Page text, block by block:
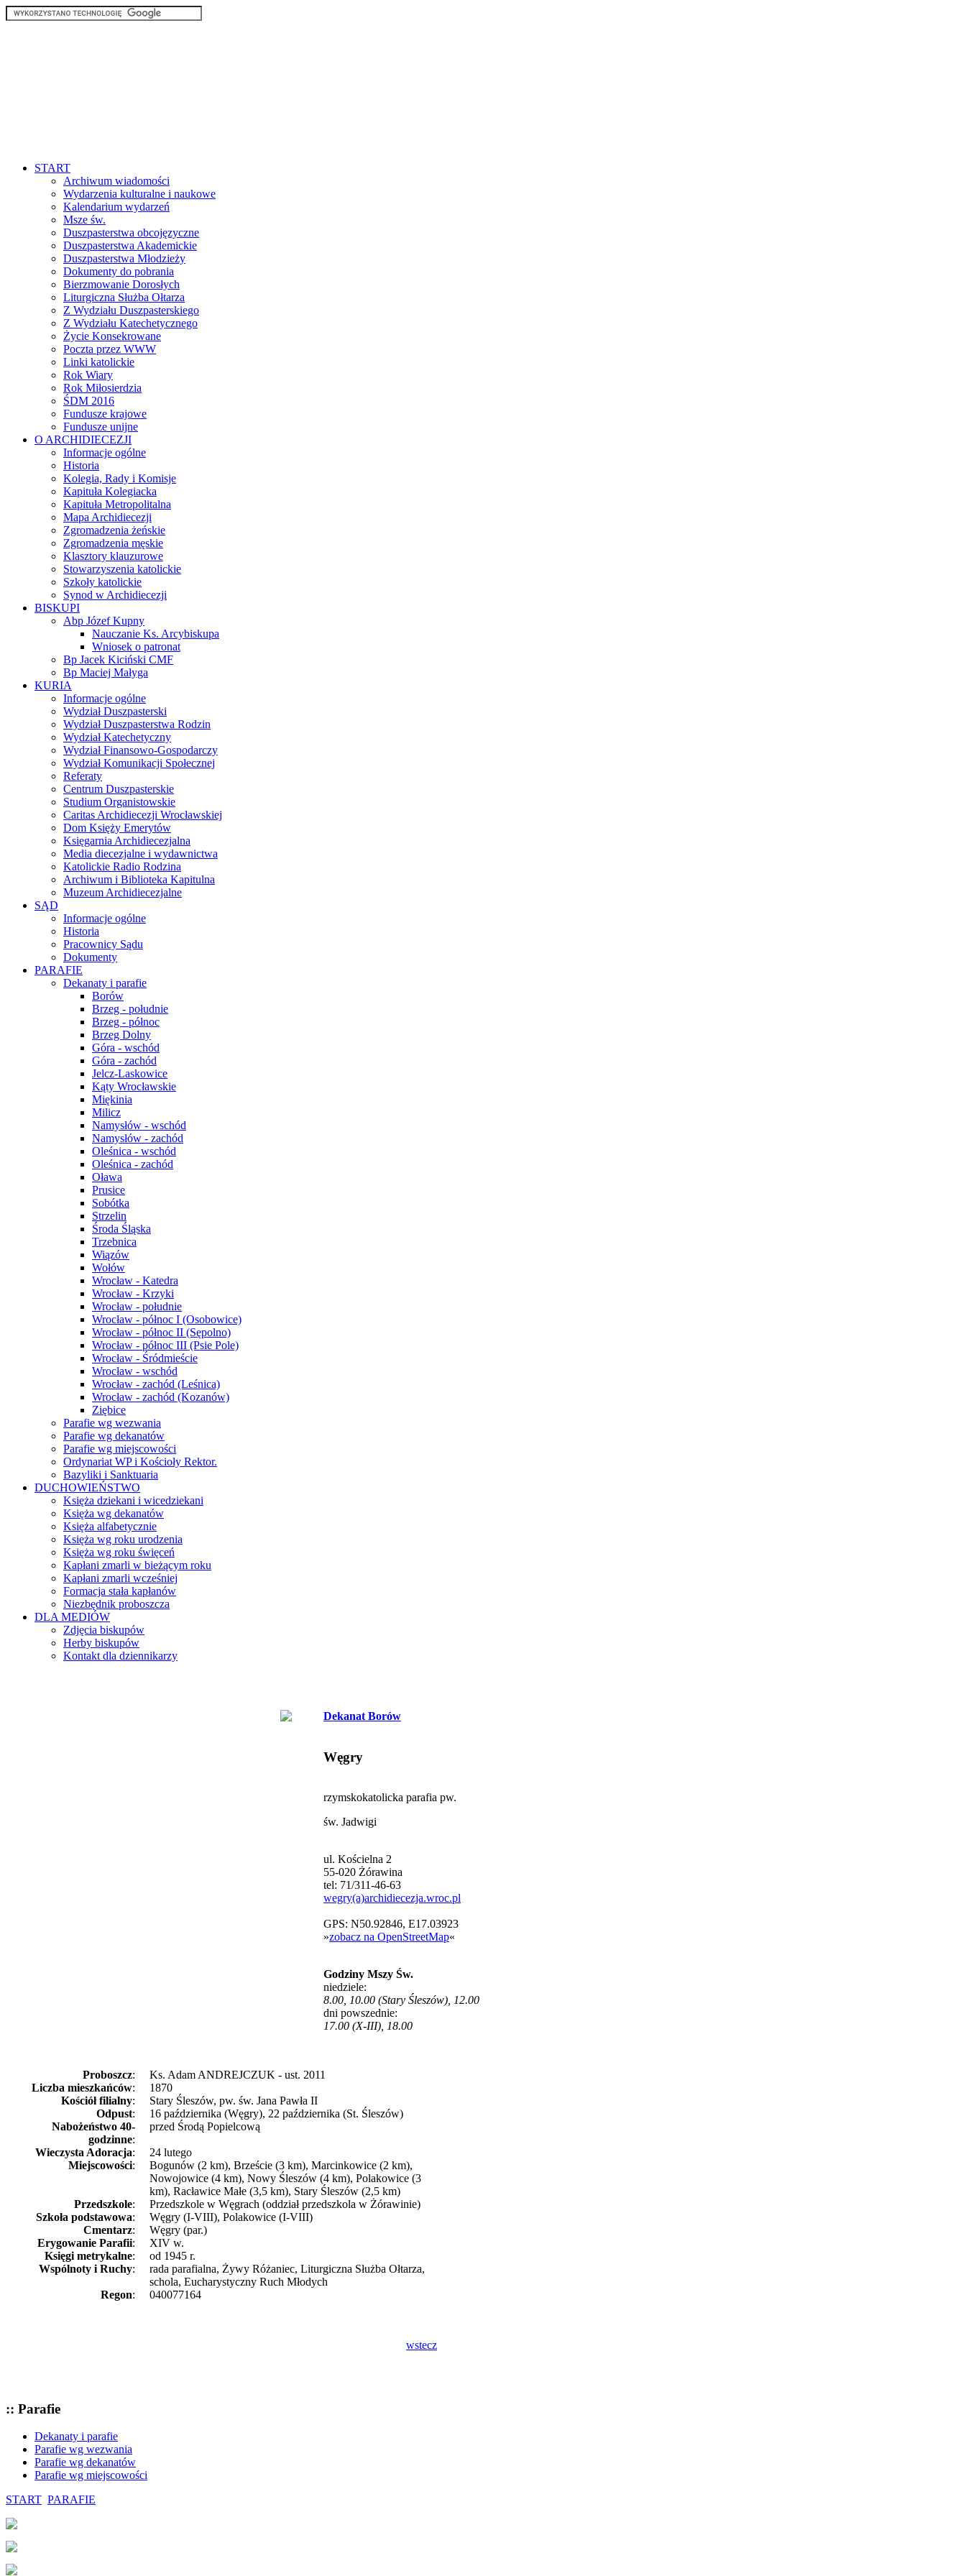
START
Archiwum wiadomości
Wydarzenia kulturalne i naukowe
Kalendarium wydarzeń
Msze św.
Duszpasterstwa obcojęzyczne
Duszpasterstwa Akademickie
Duszpasterstwa Młodzieży
Dokumenty do pobrania
Bierzmowanie Dorosłych
Liturgiczna Służba Ołtarza
Z Wydziału Duszpasterskiego
Z Wydziału Katechetycznego
Życie Konsekrowane
Poczta przez WWW
Linki katolickie
Rok Wiary
Rok Miłosierdzia
ŚDM 2016
Fundusze krajowe
Fundusze unijne
O ARCHIDIECEZJI
Informacje ogólne
Historia
Kolegia, Rady i Komisje
Kapituła Kolegiacka
Kapituła Metropolitalna
Mapa Archidiecezji
Zgromadzenia żeńskie
Zgromadzenia męskie
Klasztory klauzurowe
Stowarzyszenia katolickie
Szkoły katolickie
Synod w Archidiecezji
BISKUPI
Abp Józef Kupny
Nauczanie Ks. Arcybiskupa
Wniosek o patronat
Bp Jacek Kiciński CMF
Bp Maciej Małyga
KURIA
Informacje ogólne
Wydział Duszpasterski
Wydział Duszpasterstwa Rodzin
Wydział Katechetyczny
Wydział Finansowo-Gospodarczy
Wydział Komunikacji Społecznej
Referaty
Centrum Duszpasterskie
Studium Organistowskie
Caritas Archidiecezji Wrocławskiej
Dom Księży Emerytów
Księgarnia Archidiecezjalna
Media diecezjalne i wydawnictwa
Katolickie Radio Rodzina
Archiwum i Biblioteka Kapitulna
Muzeum Archidiecezjalne
SĄD
Informacje ogólne
Historia
Pracownicy Sądu
Dokumenty
PARAFIE
Dekanaty i parafie
Borów
Brzeg - południe
Brzeg - północ
Brzeg Dolny
Góra - wschód
Góra - zachód
Jelcz-Laskowice
Kąty Wrocławskie
Miękinia
Milicz
Namysłów - wschód
Namysłów - zachód
Oleśnica - wschód
Oleśnica - zachód
Oława
Prusice
Sobótka
Strzelin
Środa Śląska
Trzebnica
Wiązów
Wołów
Wrocław - Katedra
Wrocław - Krzyki
Wrocław - południe
Wrocław - północ I (Osobowice)
Wrocław - północ II (Sępolno)
Wrocław - północ III (Psie Pole)
Wrocław - Śródmieście
Wrocław - wschód
Wrocław - zachód (Leśnica)
Wrocław - zachód (Kozanów)
Ziębice
Parafie wg wezwania
Parafie wg dekanatów
Parafie wg miejscowości
Ordynariat WP i Kościoły Rektor.
Bazyliki i Sanktuaria
DUCHOWIEŃSTWO
Księża dziekani i wicedziekani
Księża wg dekanatów
Księża alfabetycznie
Księża wg roku urodzenia
Księża wg roku święceń
Kapłani zmarli w bieżącym roku
Kapłani zmarli wcześniej
Formacja stała kapłanów
Niezbędnik proboszcza
DLA MEDIÓW
Zdjęcia biskupów
Herby biskupów
Kontakt dla dziennikarzy
Dekanat Borów
Węgry
rzymskokatolicka parafia pw.
św. Jadwigi
ul. Kościelna 2
55-020 Żórawina
tel: 71/311-46-63
wegry(a)archidiecezja.wroc.pl
GPS: N50.92846, E17.03923
»zobacz na OpenStreetMap«
Godziny Mszy Św.
niedziele:
8.00, 10.00 (Stary Śleszów), 12.00
dni powszednie:
17.00 (X-III), 18.00
Proboszcz:
Ks. Adam ANDREJCZUK - ust. 2011
Liczba mieszkańców:
1870
Kościół filialny:
Stary Śleszów, pw. św. Jana Pawła II
Odpust:
16 października (Węgry), 22 października (St. Śleszów)
Nabożeństwo 40-
godzinne:
przed Środą Popielcową
Wieczysta Adoracja:
24 lutego
Miejscowości:
Bogunów (2 km), Brzeście (3 km), Marcinkowice (2 km),
Nowojowice (4 km), Nowy Śleszów (4 km), Polakowice (3
km), Racławice Małe (3,5 km), Stary Śleszów (2,5 km)
Przedszkole:
Przedszkole w Węgrach (oddział przedszkola w Żórawinie)
Szkoła podstawowa:
Węgry (I-VIII), Polakowice (I-VIII)
Cmentarz:
Węgry (par.)
Erygowanie Parafii:
XIV w.
Księgi metrykalne:
od 1945 r.
Wspólnoty i Ruchy:
rada parafialna, Żywy Różaniec, Liturgiczna Służba Ołtarza,
schola, Eucharystyczny Ruch Młodych
Regon: 040077164
wstecz
:: Parafie
Dekanaty i parafie
Parafie wg wezwania
Parafie wg dekanatów
Parafie wg miejscowości
START PARAFIE